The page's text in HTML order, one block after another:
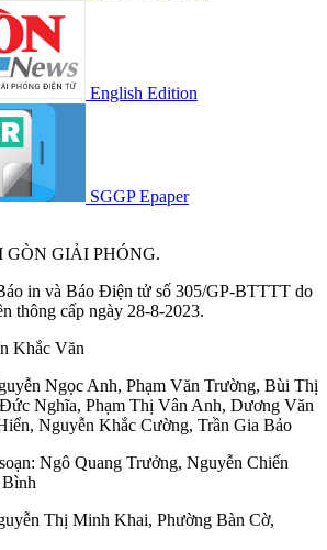
English Edition
SGGP Epaper
GÒN GIẢI PHÓNG.
in và Báo Điện tử số 305/GP-BTTTT do
thông cấp ngày 28-8-2023.
Khắc Văn
Ngọc Anh, Phạm Văn Trường, Bùi Thị
Nghĩa, Phạm Thị Vân Anh, Dương Văn
, Nguyễn Khắc Cường, Trần Gia Bảo
Ngô Quang Trưởng, Nguyễn Chiến
Thị Minh Khai, Phường Bàn Cờ,